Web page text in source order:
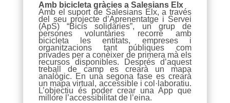
Amb bicicleta gràcies a Salesians Elx
Amb el suport de Salesians Elx, a través
del seu projecte d’Aprenentatge i Servei
(ApS) “Bicis solidàries”, un grup de
persones voluntàries recorre amb
bicicleta les entitats, empreses i
organitzacions tant públiques com
privades per a conèixer de primera mà els
recursos disponibles. Després d’aquest
treball de camp es crearà un mapa
analògic. En una segona fase es crearà
un mapa virtual, accessible i col·laboratiu.
L’objectiu és poder crear una App que
millore l’accessibilitat de l’eina.